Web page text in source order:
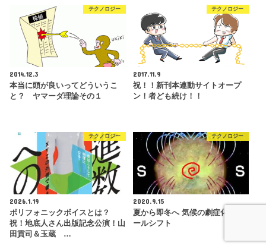
テクノロジー
2014.12.3
本当に頭が良いってどういうこ
と？ ヤマーダ理論その１
テクノロジー
2017.11.9
祝！！新刊本連動サイトオープ
ン！者ども続け！！
テクノロジー
2026.1.19
ポリフォニックボイスとは？
祝！地底人さん出版記念公演！山
田貢司＆玉蔵 …
テクノロジー
2020.9.15
夏から即冬へ 気候の劇症化とポ
ールシフト